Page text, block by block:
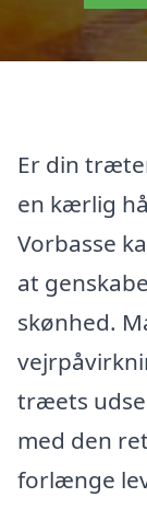
Er din
en kærlig
Vorbasse
at
skønhed.
træets
med den
forlænge